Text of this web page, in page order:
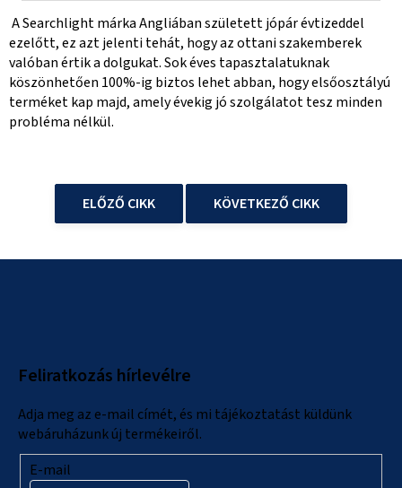
A Searchlight márka Angliában született jópár évtizeddel
ezelőtt, ez azt jelenti tehát, hogy az ottani szakemberek
valóban értik a dolgukat. Sok éves tapasztalatuknak
köszönhetően 100%-ig biztos lehet abban, hogy elsőosztályú
terméket kap majd, amely évekig jó szolgálatot tesz minden
probléma nélkül.
ELŐZŐ CIKK KÖVETKEZŐ CIKK
Feliratkozás hírlevélre
Adja meg az e-mail címét, és mi tájékoztatást küldünk
webáruházunk új termékeiről.
E-mail